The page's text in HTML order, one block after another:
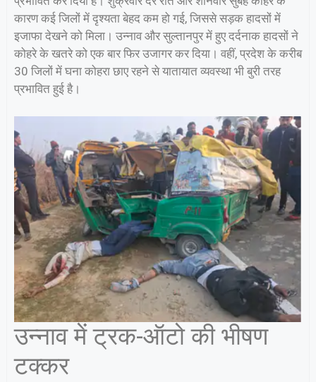
कारण कई जिलों में दृश्यता बेहद कम हो गई, जिससे सड़क हादसों में
इजाफा देखने को मिला। उन्नाव और सुल्तानपुर में हुए दर्दनाक हादसों ने
कोहरे के खतरे को एक बार फिर उजागर कर दिया। वहीं, प्रदेश के करीब
30 जिलों में घना कोहरा छाए रहने से यातायात व्यवस्था भी बुरी तरह
प्रभावित हुई है।
उन्नाव में ट्रक-ऑटो की भीषण
टक्कर